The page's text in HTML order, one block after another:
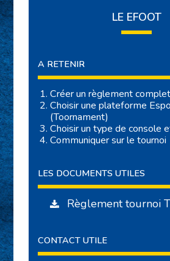
LE EFOOT
A RETENIR
Créer un règlement complet
Choisir une plateforme
(Toornament)
Choisir un type de console
Communiquer sur le tournoi
LES DOCUMENTS UTILES
Règlement tournoi
CONTACT UTILE